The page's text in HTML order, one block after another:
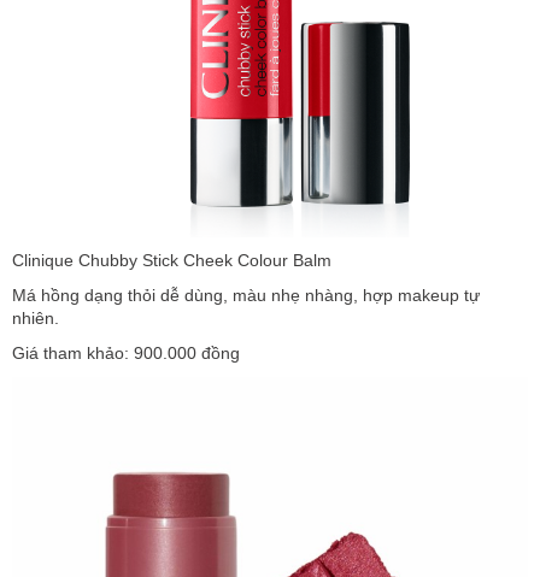
Clinique Chubby Stick Cheek Colour Balm
Má hồng dạng thỏi dễ dùng, màu nhẹ nhàng, hợp makeup tự
nhiên.
Giá tham khảo: 900.000 đồng